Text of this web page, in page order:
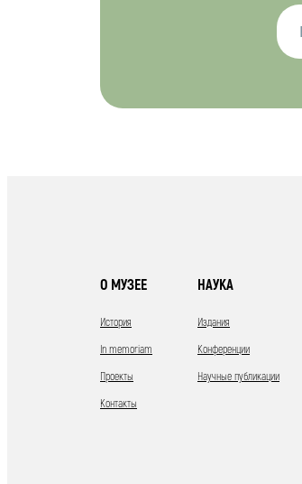
О МУЗЕЕ
История
In memoriam
Проекты
Контакты
НАУКА
Издания
Конференции
Научные публикации